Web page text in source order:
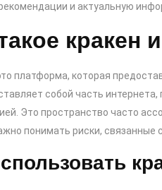
и актуальную
кракен
платформа, которая
собой часть
Это пространство часто
понимать риски, связанные